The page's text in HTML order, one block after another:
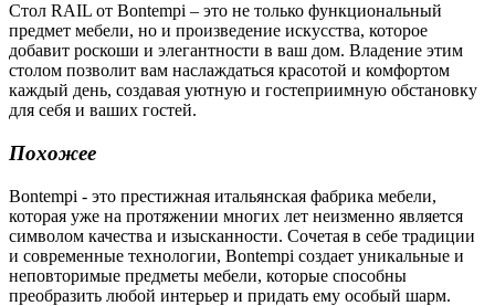
Стол RAIL от Bontempi – это не только функциональный
предмет мебели, но и произведение искусства, которое
добавит роскоши и элегантности в ваш дом. Владение этим
столом позволит вам наслаждаться красотой и комфортом
каждый день, создавая уютную и гостеприимную обстановку
для себя и ваших гостей.
Похожее
Bontempi - это престижная итальянская фабрика мебели,
которая уже на протяжении многих лет неизменно является
символом качества и изысканности. Сочетая в себе традиции
и современные технологии, Bontempi создает уникальные и
неповторимые предметы мебели, которые способны
преобразить любой интерьер и придать ему особый шарм.